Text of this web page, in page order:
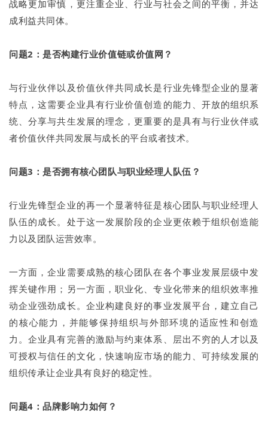
战略更加审慎，更注重企业、行业与社会之间的平衡，并达
成利益共同体。
问题2：是否构建行业价值链或价值网？
与行业伙伴以及价值伙伴共同成长是行业先锋型企业的显著
特点，这需要企业具有行业价值创造的能力、开放的组织系
统、分享与共生发展的理念，更重要的是具有与行业伙伴或
者价值伙伴共同发展与成长的平台或者技术。
问题3：是否拥有核心团队与职业经理人队伍？
行业先锋型企业的再一个显著特征是核心团队与职业经理人
队伍的成长。处于这一发展阶段的企业更依赖于组织创造能
力以及团队运营效率。
一方面，企业需要成熟的核心团队在各个事业发展层级中发
挥关键作用；另一方面，职业化、专业化带来的组织效率推
动企业强劲成长。企业构建良好的事业发展平台，建立自己
的核心能力，并能够保持组织与外部环境的适应性和创造
力。企业具有完善的激励与约束体系、层出不穷的人才以及
可授权与信任的文化，快速响应市场的能力、可持续发展的
组织传承让企业具有良好的稳定性。
问题4：品牌影响力如何？